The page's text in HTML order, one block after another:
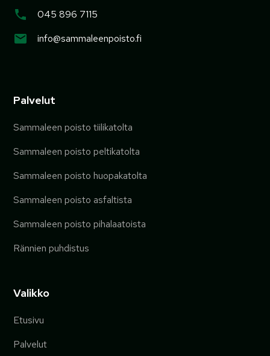
045 896 7115
info@sammaleenpoisto.fi
Palvelut
Sammaleen poisto tiilikatolta
Sammaleen poisto peltikatolta
Sammaleen poisto huopakatolta
Sammaleen poisto asfaltista
Sammaleen poisto pihalaatoista
Rännien puhdistus
Valikko
Etusivu
Palvelut